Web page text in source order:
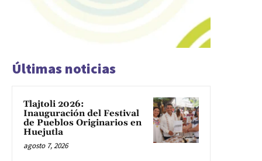
Últimas noticias
Tlajtoli 2026:
Inauguración del Festival
de Pueblos Originarios en
Huejutla
agosto 7, 2026